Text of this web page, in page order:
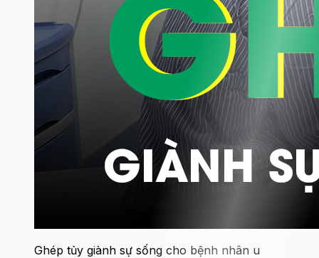
Ghép tủy giành sự sống cho bệnh nhân u